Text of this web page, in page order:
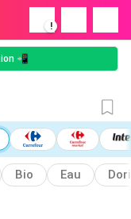
!
📲
Bio Eau